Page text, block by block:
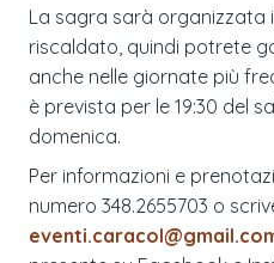
La sagra sarà organizzata
riscaldato, quindi potrete
anche nelle giornate più
è prevista per le 19:30 del
domenica.
Per informazioni e
numero 348.2655703 o